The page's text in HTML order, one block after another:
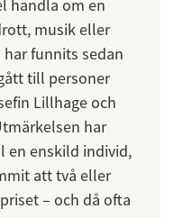
handla om en
musik eller
funnits sedan
till personer
Lillhage och
har
en enskild individ,
att två eller
– och då ofta